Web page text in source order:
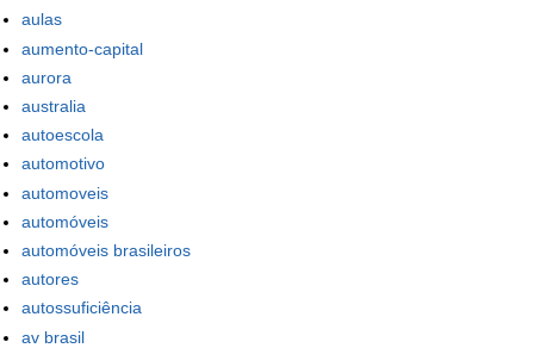
aulas
aumento-capital
aurora
australia
autoescola
automotivo
automoveis
automóveis
automóveis brasileiros
autores
autossuficiência
av brasil